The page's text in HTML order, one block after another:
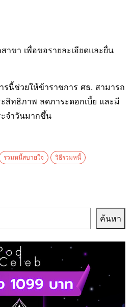
าขา เพื่อขอรายละเอียดและยื่น
รนี้ช่วยให้ข้าราชการ ศธ. สามารถ
สิทธิภาพ ลดภาระดอกเบี้ย และมี
ะจำวันมากขึ้น
รวมหนี้สบายใจ วิธีรวมหนี้
ค้นหา